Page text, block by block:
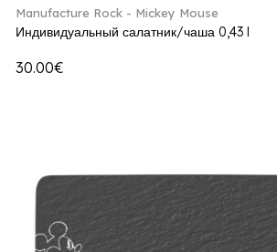
Manufacture Rock - Mickey Mouse
Индивидуальный салатник/чаша 0,43 l
30.00€